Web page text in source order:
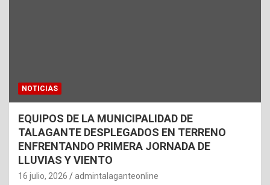
NOTICIAS
EQUIPOS DE LA MUNICIPALIDAD DE
TALAGANTE DESPLEGADOS EN TERRENO
ENFRENTANDO PRIMERA JORNADA DE
LLUVIAS Y VIENTO
16 julio, 2026 admintalaganteonline